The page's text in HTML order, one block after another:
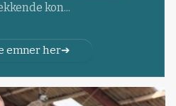
kon...
emner her